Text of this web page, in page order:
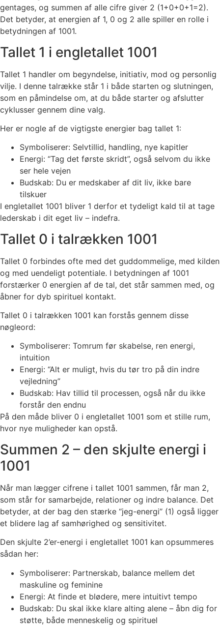
gentages, og summen af alle cifre giver 2 (1+0+0+1=2).
Det betyder, at energien af 1, 0 og 2 alle spiller en rolle i
betydningen af 1001.
Tallet 1 i engletallet 1001
Tallet 1 handler om begyndelse, initiativ, mod og personlig
vilje. I denne talrække står 1 i både starten og slutningen,
som en påmindelse om, at du både starter og afslutter
cyklusser gennem dine valg.
Her er nogle af de vigtigste energier bag tallet 1:
Symboliserer: Selvtillid, handling, nye kapitler
Energi: “Tag det første skridt”, også selvom du ikke
ser hele vejen
Budskab: Du er medskaber af dit liv, ikke bare
tilskuer
I engletallet 1001 bliver 1 derfor et tydeligt kald til at tage
lederskab i dit eget liv – indefra.
Tallet 0 i talrækken 1001
Tallet 0 forbindes ofte med det guddommelige, med kilden
og med uendeligt potentiale. I betydningen af 1001
forstærker 0 energien af de tal, det står sammen med, og
åbner for dyb spirituel kontakt.
Tallet 0 i talrækken 1001 kan forstås gennem disse
nøgleord:
Symboliserer: Tomrum før skabelse, ren energi,
intuition
Energi: “Alt er muligt, hvis du tør tro på din indre
vejledning”
Budskab: Hav tillid til processen, også når du ikke
forstår den endnu
På den måde bliver 0 i engletallet 1001 som et stille rum,
hvor nye muligheder kan opstå.
Summen 2 – den skjulte energi i
1001
Når man lægger cifrene i tallet 1001 sammen, får man 2,
som står for samarbejde, relationer og indre balance. Det
betyder, at der bag den stærke “jeg-energi” (1) også ligger
et blidere lag af samhørighed og sensitivitet.
Den skjulte 2’er-energi i engletallet 1001 kan opsummeres
sådan her:
Symboliserer: Partnerskab, balance mellem det
maskuline og feminine
Energi: At finde et blødere, mere intuitivt tempo
Budskab: Du skal ikke klare alting alene – åbn dig for
støtte, både menneskelig og spirituel